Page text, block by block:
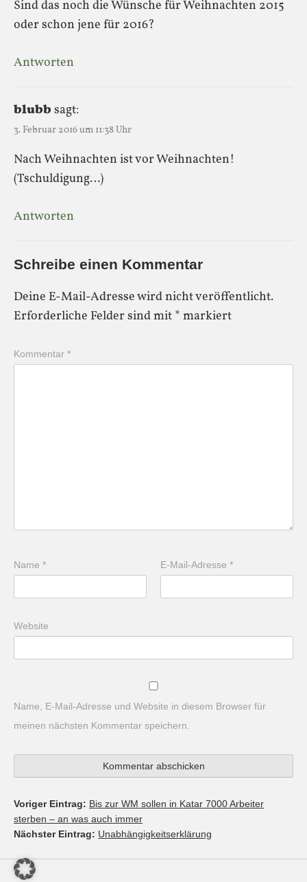
Sind das noch die Wünsche für Weihnachten 2015
oder schon jene für 2016?
Antworten
blubb sagt:
3. Februar 2016 um 11:38 Uhr
Nach Weihnachten ist vor Weihnachten!
(Tschuldigung…)
Antworten
Schreibe einen Kommentar
Deine E-Mail-Adresse wird nicht veröffentlicht.
Erforderliche Felder sind mit * markiert
Kommentar *
Name * E-Mail-Adresse*
Website
Name, E-Mail-Adresse und Website in diesem Browser für
meinen nächsten Kommentar speichern.
Voriger Eintrag: Bis zur WM sollen in Katar 7000 Arbeiter
sterben – an was auch immer
Nächster Eintrag: Unabhängigkeitserklärung